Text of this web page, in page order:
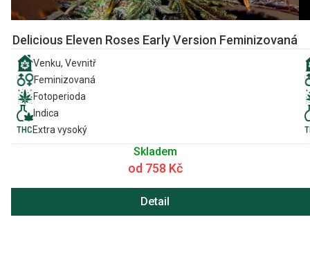
Delicious Eleven Roses Early Version Feminizovaná
Venku, Vevnitř
Feminizovaná
Fotoperioda
Indica
Extra vysoký
Skladem
od 758 Kč
Detail